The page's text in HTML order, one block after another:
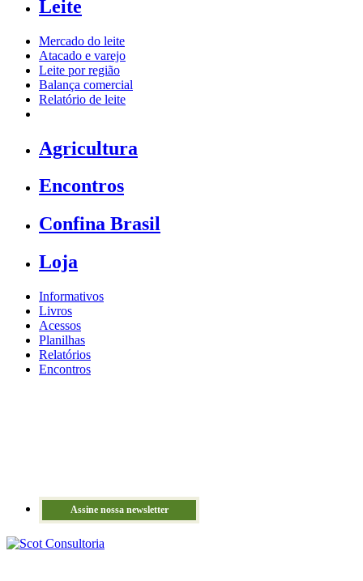
Leite
Mercado do leite
Atacado e varejo
Leite por região
Balança comercial
Relatório de leite
Agricultura
Encontros
Confina Brasil
Loja
Informativos
Livros
Acessos
Planilhas
Relatórios
Encontros
Assine nossa newsletter